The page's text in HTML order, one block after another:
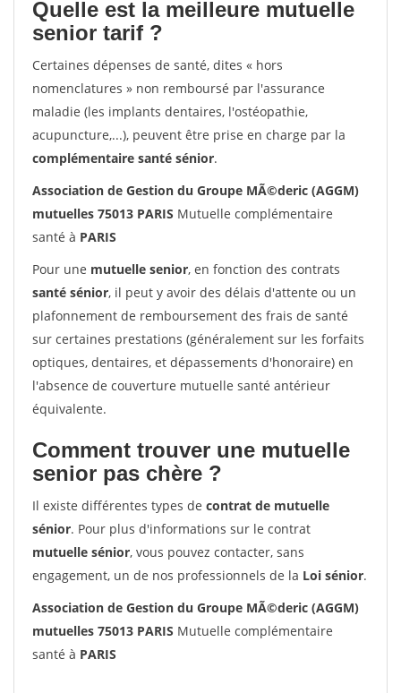
Quelle est la meilleure mutuelle
senior tarif ?
Certaines dépenses de santé, dites « hors
nomenclatures » non remboursé par l'assurance
maladie (les implants dentaires, l'ostéopathie,
acupuncture,...), peuvent être prise en charge par la
complémentaire santé sénior.
Association de Gestion du Groupe MÃ©deric (AGGM)
mutuelles 75013 PARIS Mutuelle complémentaire
santé à PARIS
Pour une mutuelle senior, en fonction des contrats
santé sénior, il peut y avoir des délais d'attente ou un
plafonnement de remboursement des frais de santé
sur certaines prestations (généralement sur les forfaits
optiques, dentaires, et dépassements d'honoraire) en
l'absence de couverture mutuelle santé antérieur
équivalente.
Comment trouver une mutuelle
senior pas chère ?
Il existe différentes types de contrat de mutuelle
sénior. Pour plus d'informations sur le contrat
mutuelle sénior, vous pouvez contacter, sans
engagement, un de nos professionnels de la Loi sénior.
Association de Gestion du Groupe MÃ©deric (AGGM)
mutuelles 75013 PARIS Mutuelle complémentaire
santé à PARIS